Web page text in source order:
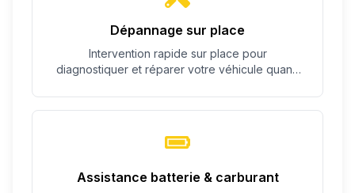
Dépannage sur place
Intervention rapide sur place pour
diagnostiquer et réparer votre véhicule quand
Assistance batterie & carburant